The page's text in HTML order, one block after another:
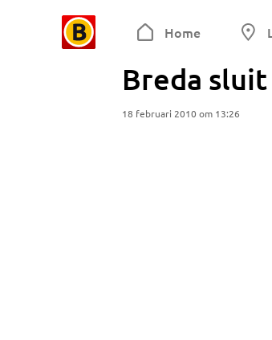
Home
Breda
18 februari 2010 om 13:26